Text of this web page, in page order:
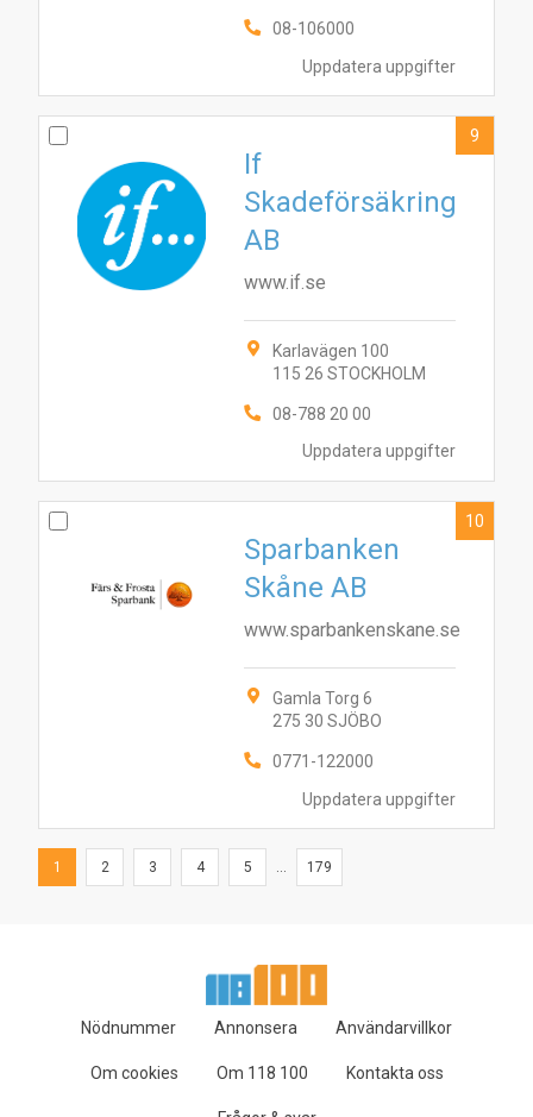
Uppdatera uppgifter
08-106000
Uppdatera uppgifter
If
Skadeförsäkring
AB
www.if.se
Karlavägen 100
115 26 STOCKHOLM
08-788 20 00
9
Uppdatera uppgifter
Sparbanken
Skåne AB
www.sparbankenskane.se
Gamla Torg 6
275 30 SJÖBO
0771-122000
10
1 2 3 4 5 ... 179
Nödnummer Annonsera Användarvillkor
Om cookies Om 118 100 Kontakta oss